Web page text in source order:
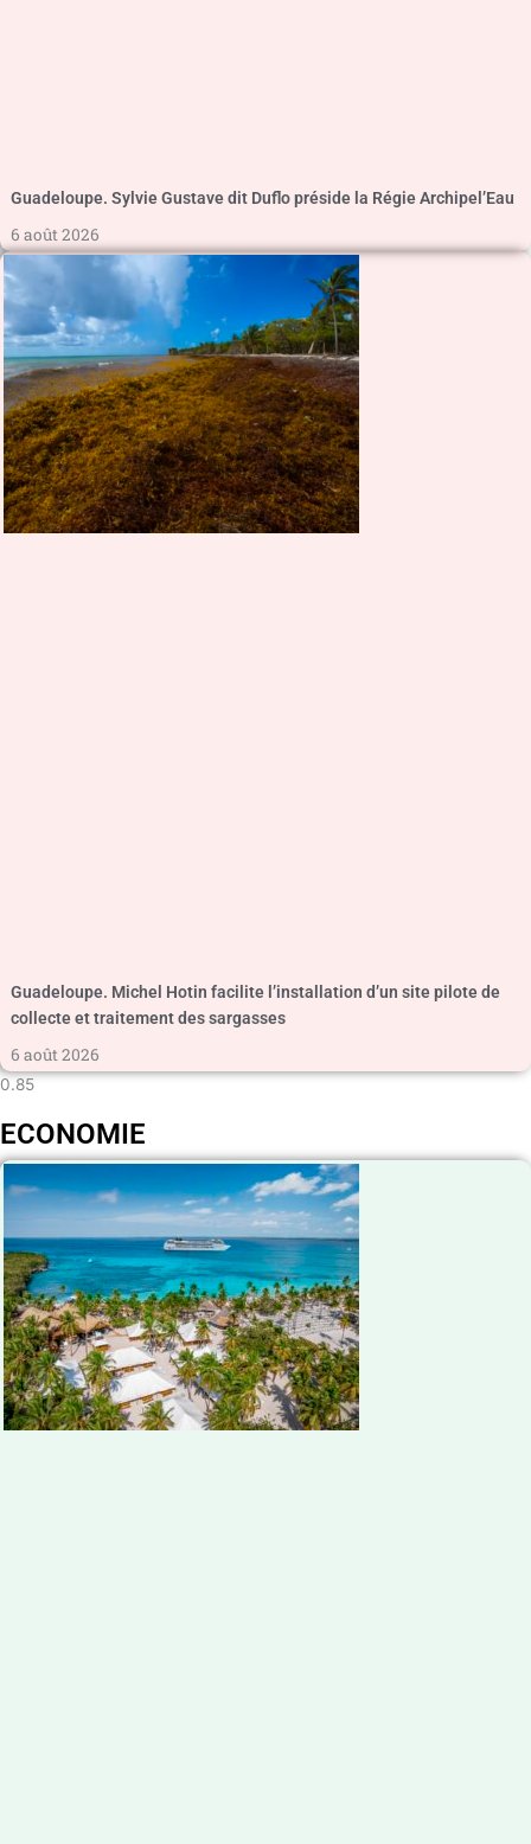
Guadeloupe. Sylvie Gustave dit Duflo préside la Régie Archipel’Eau
6 août 2026
Guadeloupe. Michel Hotin facilite l’installation d’un site pilote de
collecte et traitement des sargasses
6 août 2026
ECONOMIE